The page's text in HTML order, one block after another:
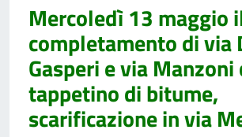
Mercoledì 13 maggio
completamento di via
Gasperi e via Manzoni
tappetino di bitume,
scarificazione in via